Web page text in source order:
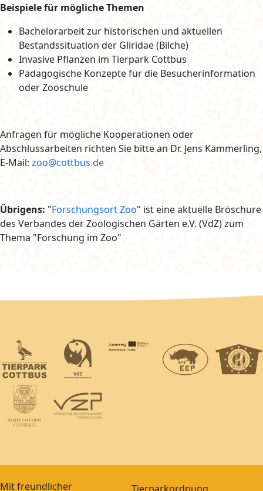
Beispiele für mögliche Themen
Bachelorarbeit zur historischen und aktuellen
Bestandssituation der Gliridae (Bilche)
Invasive Pflanzen im Tierpark Cottbus
Pädagogische Konzepte für die Besucherinformation
oder Zooschule
Anfragen für mögliche Kooperationen oder
Abschlussarbeiten richten Sie bitte an Dr. Jens Kämmerling,
E-Mail: zoo@cottbus.de
Übrigens: "Forschungsort Zoo" ist eine aktuelle Bröschure
des Verbandes der Zoologischen Gärten e.V. (VdZ) zum
Thema "Forschung im Zoo"
Mit freundlicher Tierparkordnung